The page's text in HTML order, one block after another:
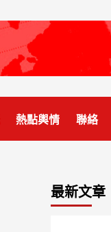
熱點輿情 聯絡
最新文章